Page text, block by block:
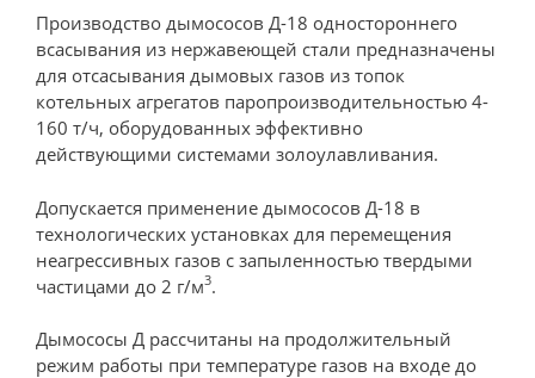
Производство дымососов Д-18 одностороннего
всасывания из нержавеющей стали предназначены
для отсасывания дымовых газов из топок
котельных агрегатов паропроизводительностью 4-
160 т/ч, оборудованных эффективно
действующими системами золоулавливания.
Допускается применение дымососов Д-18 в
технологических установках для перемещения
неагрессивных газов с запыленностью твердыми
частицами до 2 г/м3.
Дымососы Д рассчитаны на продолжительный
режим работы при температуре газов на входе до